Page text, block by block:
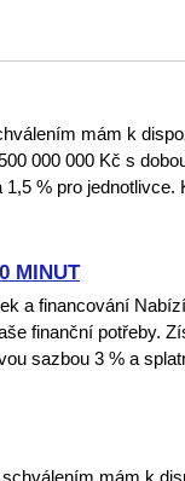
mám k
000 000 Kč s
% pro jednotlivce.
MINUT
a financování
finanční potřeby.
sazbou 3 % a
mám k